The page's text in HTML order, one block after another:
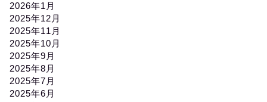
2026年1月
2025年12月
2025年11月
2025年10月
2025年9月
2025年8月
2025年7月
2025年6月